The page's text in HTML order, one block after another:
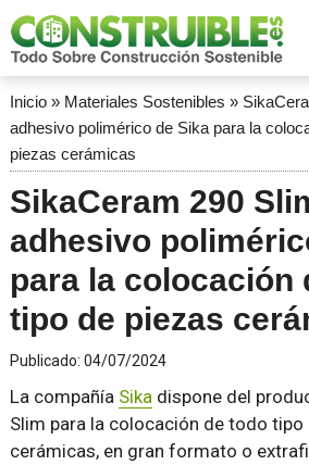
Inicio» Materiales Sostenibles »
adhesivo polimérico de Sika para la
piezas cerámicas
SikaCeram 290
adhesivo
para la colocación
tipo de piezas
Publicado: 04/07/2024
La compañía Sikadispone del
Slim para la colocación de todo tipo
cerámicas, en gran formato o